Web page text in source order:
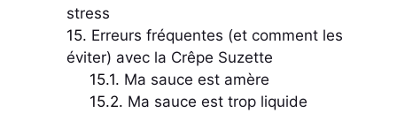
stress
Erreurs fréquentes (et comment les
éviter) avec la Crêpe Suzette
Ma sauce est amère
Ma sauce est trop liquide